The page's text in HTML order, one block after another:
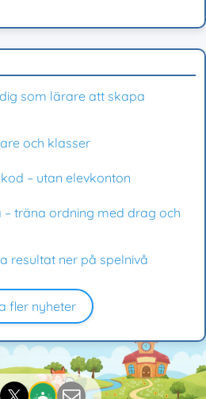
som lärare att skapa
och klasser
– utan elevkonton
– träna ordning med drag och
resultat ner på spelnivå
fler nyheter